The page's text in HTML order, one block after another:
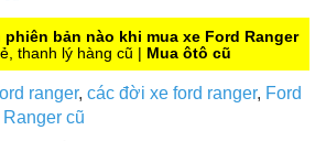
bản nào khi mua xe Ford Ranger
thanh lý hàng cũ | Mua ôtô cũ
ranger, các đời xe ford ranger, Ford
cũ